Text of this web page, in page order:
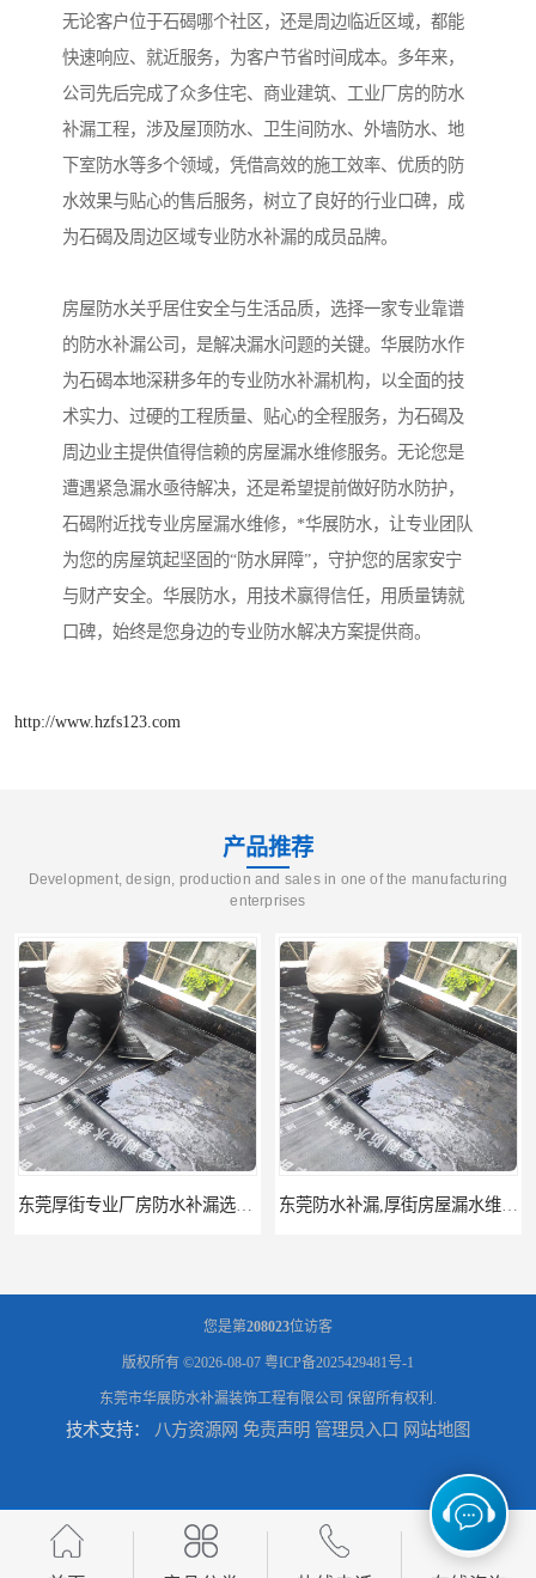
无论客户位于石碣哪个社区，还是周边临近区域，都能
快速响应、就近服务，为客户节省时间成本。多年来，
公司先后完成了众多住宅、商业建筑、工业厂房的防水
补漏工程，涉及屋顶防水、卫生间防水、外墙防水、地
下室防水等多个领域，凭借高效的施工效率、优质的防
水效果与贴心的售后服务，树立了良好的行业口碑，成
为石碣及周边区域专业防水补漏的成员品牌。
房屋防水关乎居住安全与生活品质，选择一家专业靠谱
的防水补漏公司，是解决漏水问题的关键。华展防水作
为石碣本地深耕多年的专业防水补漏机构，以全面的技
术实力、过硬的工程质量、贴心的全程服务，为石碣及
周边业主提供值得信赖的房屋漏水维修服务。无论您是
遭遇紧急漏水亟待解决，还是希望提前做好防水防护，
石碣附近找专业房屋漏水维修，*华展防水，让专业团队
为您的房屋筑起坚固的“防水屏障”，守护您的居家安宁
与财产安全。华展防水，用技术赢得信任，用质量铸就
口碑，始终是您身边的专业防水解决方案提供商。
http://www.hzfs123.com
产品推荐
Development, design, production and sales in one of the manufacturing
enterprises
东莞大岭山防水补漏,大岭山厂房防水补漏,大岭山房屋漏水补漏 万江专业防水补漏，厂房渗漏水补漏，精准选材 快速止水
您是第208023位访客
版权所有 ©2026-08-07 粤ICP备2025429481号-1
东莞市华展防水补漏装饰工程有限公司 保留所有权利.
技术支持： 八方资源网 免责声明 管理员入口 网站地图